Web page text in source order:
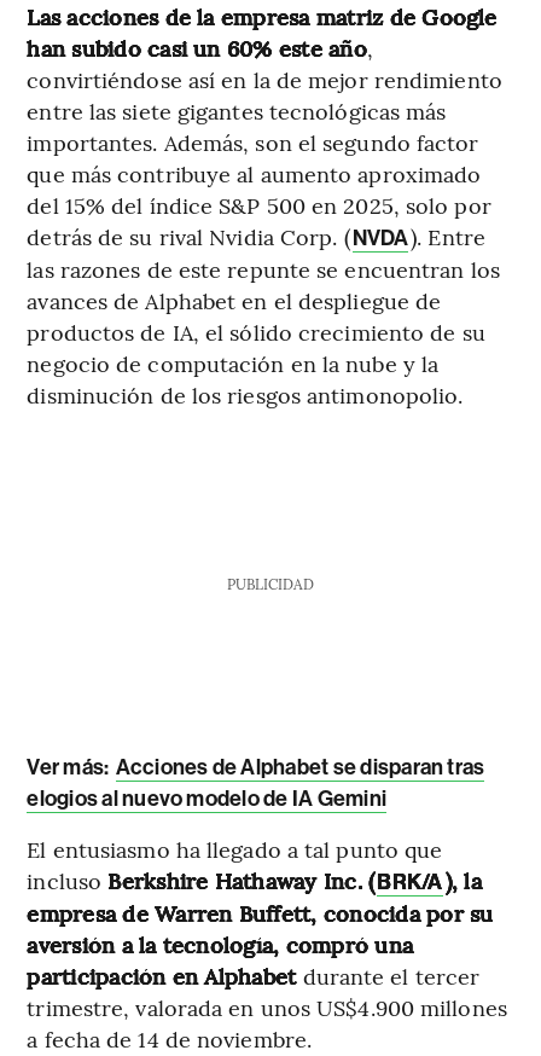
Las acciones de la empresa matriz de Google
han subido casi un 60% este año,
convirtiéndose así en la de mejor rendimiento
entre las siete gigantes tecnológicas más
importantes. Además, son el segundo factor
que más contribuye al aumento aproximado
del 15% del índice S&P 500 en 2025, solo por
detrás de su rival Nvidia Corp. (NVDA). Entre
las razones de este repunte se encuentran los
avances de Alphabet en el despliegue de
productos de IA, el sólido crecimiento de su
negocio de computación en la nube y la
disminución de los riesgos antimonopolio.
PUBLICIDAD
Ver más: Acciones de Alphabet se disparan tras
elogios al nuevo modelo de IA Gemini
El entusiasmo ha llegado a tal punto que
incluso Berkshire Hathaway Inc. (BRK/A), la
empresa de Warren Buffett, conocida por su
aversión a la tecnología, compró una
participación en Alphabetdurante el tercer
trimestre, valorada en unos US$4.900 millones
a fecha de 14 de noviembre.